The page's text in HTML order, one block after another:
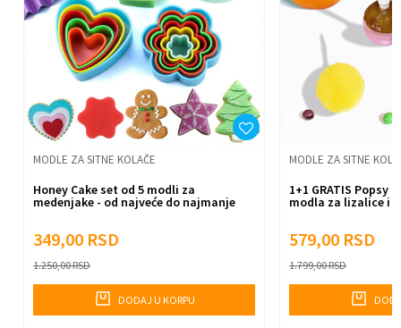
Anti-spam zaštita - izračunajte koliko je 2 + 3 :
MODLE ZA SITNE KOLAČE
Honey Cake set od 5 modli za
medenjake - od najveće do najmanje
349,00 RSD
1.250,00RSD
DODAJ U KORPU
MODLE ZA SITNE
1+1 GRATIS Popsy
modla za lizalice i
579,00 RSD
1.799,00RSD